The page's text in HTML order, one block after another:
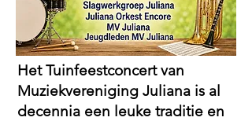
Het Tuinfeestconcert van
Muziekvereniging Juliana is al
decennia een leuke traditie en